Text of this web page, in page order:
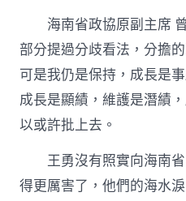
海南省政協原副主席
部分提過分歧看法，分擔
可是我仍是保持，成長是
成長是顯績，維護是潛績
以或許批上去。
王勇沒有照實向海南
得更厲害了，他們的海水